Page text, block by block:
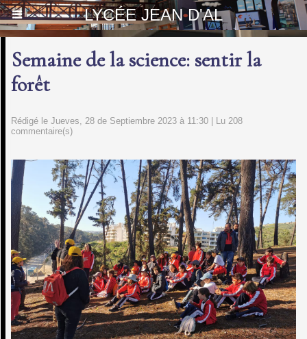
LYCÉE JEAN D'AL
Semaine de la science: sentir la
forêt
Rédigé le Jueves, 28 de Septiembre 2023 à 11:30 | Lu 208
commentaire(s)